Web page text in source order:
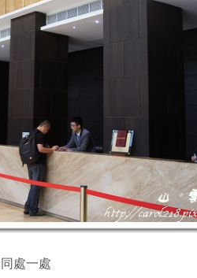
處一處